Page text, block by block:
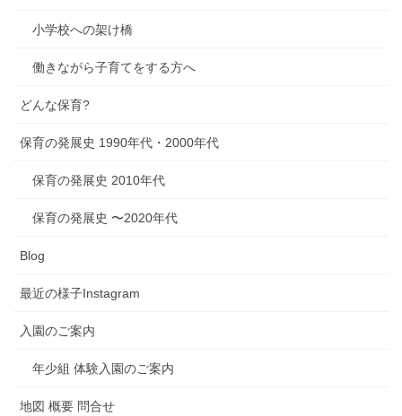
小学校への架け橋
働きながら子育てをする方へ
どんな保育?
保育の発展史 1990年代・2000年代
保育の発展史 2010年代
保育の発展史 〜2020年代
Blog
最近の様子Instagram
入園のご案内
年少組 体験入園のご案内
地図 概要 問合せ